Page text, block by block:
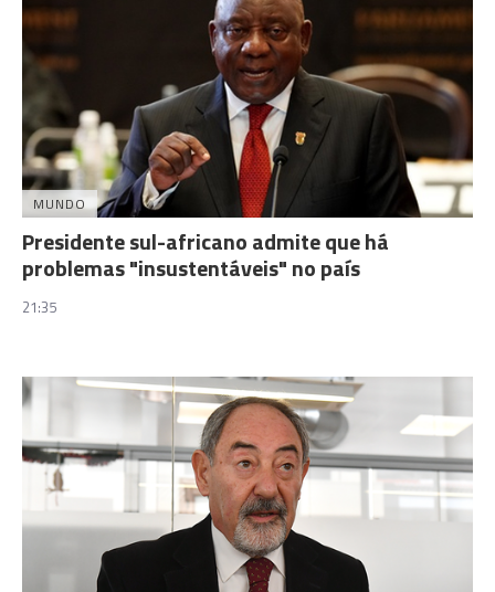
MUNDO
Presidente sul-africano admite que há
problemas "insustentáveis" no país
21:35